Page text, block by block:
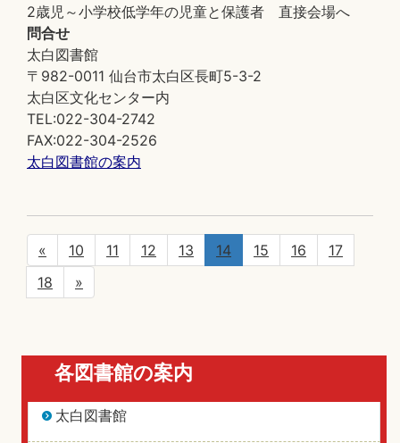
2歳児～小学校低学年の児童と保護者 直接会場へ
問合せ
太白図書館
〒982-0011 仙台市太白区長町5-3-2
太白区文化センター内
TEL:022-304-2742
FAX:022-304-2526
太白図書館の案内
« 10 11 12 13 14 15 16
17
18
»
各図書館の案内
太白図書館